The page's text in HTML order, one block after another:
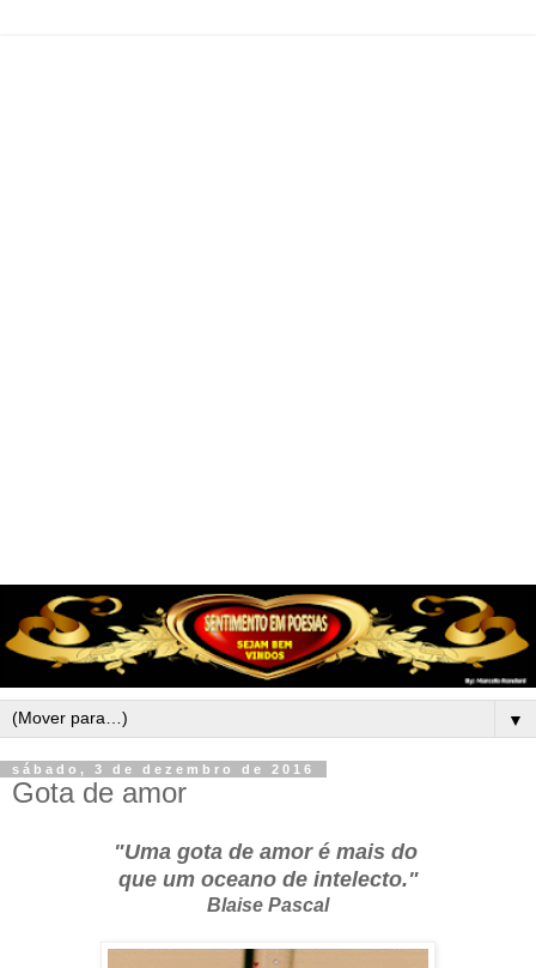
▼
sábado, 3 de dezembro de 2016
Gota de amor
"Uma gota de amor é mais do
que um oceano de intelecto."
Blaise Pascal